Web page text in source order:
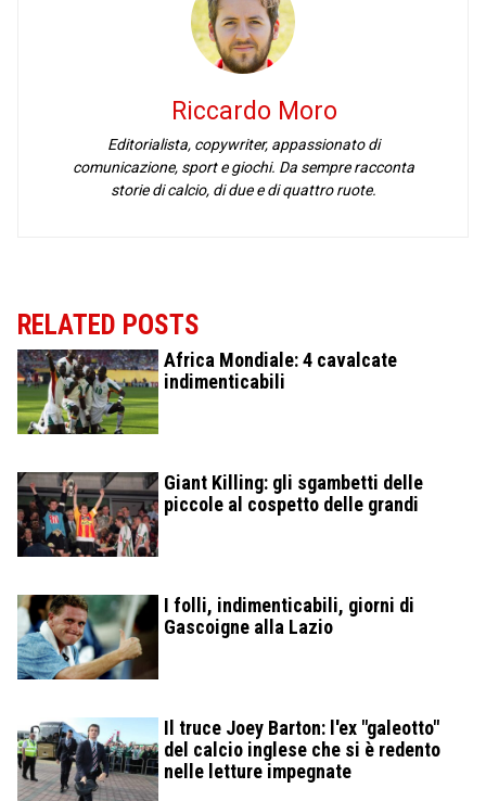
Riccardo Moro
Editorialista, copywriter, appassionato di
comunicazione, sport e giochi. Da sempre racconta
storie di calcio, di due e di quattro ruote.
RELATED POSTS
Africa Mondiale: 4 cavalcate
indimenticabili
Giant Killing: gli sgambetti delle
piccole al cospetto delle grandi
I folli, indimenticabili, giorni di
Gascoigne alla Lazio
Il truce Joey Barton: l'ex "galeotto"
del calcio inglese che si è redento
nelle letture impegnate